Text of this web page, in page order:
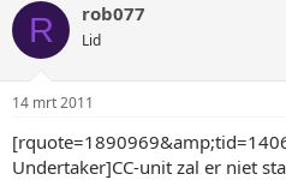
R rob077
Lid
14 mrt 2011
Undertaker]CC-unit zal er niet